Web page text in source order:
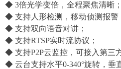
◆ 3倍光学变倍，全程聚焦清晰；
◆ 支持 人形检测，移动侦测报警
◆ 支持双向语音对讲；
◆ 支持RTSP实时流协议；
◆ 支持P2P云监控 ， 可接入第三
◆ 云台支持水平0-340°旋转，垂